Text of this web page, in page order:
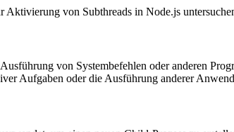
von Subthreads in Node.js
von Systembefehlen oder anderen
Aufgaben oder die Ausführung anderer